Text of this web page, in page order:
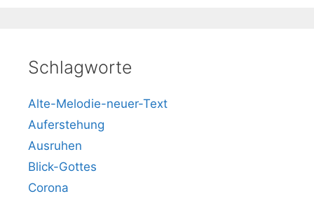
Schlagworte
Alte-Melodie-neuer-Text
Auferstehung
Ausruhen
Blick-Gottes
Corona